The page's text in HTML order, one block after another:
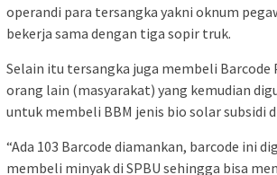
operandi para tersangka yakni oknum
bekerja sama dengan tiga sopir truk.
Selain itu tersangka juga membeli Barcode
orang lain (masyarakat) yang kemudian
untuk membeli BBM jenis bio solar subsidi
“Ada 103 Barcode diamankan, barcode ini
membeli minyak di SPBU sehingga bisa